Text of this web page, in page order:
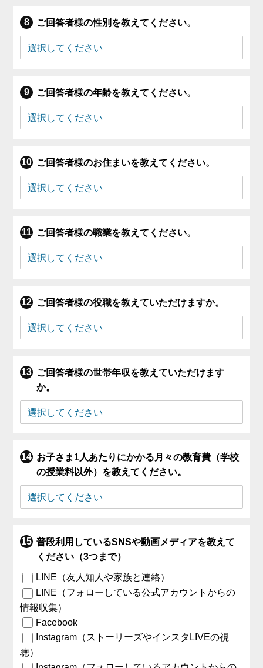
ご回答者様の性別を教えてください。
ご回答者様の年齢を教えてください。
ご回答者様のお住まいを教えてください。
ご回答者様の職業を教えてください。
ご回答者様の役職を教えていただけますか。
ご回答者様の世帯年収を教えていただけます
か。
お子さま1人あたりにかかる月々の教育費（学校
の授業料以外）を教えてください。
普段利用しているSNSや動画メディアを教えて
ください（3つまで）
LINE（友人知人や家族と連絡）
LINE（フォローしている公式アカウントからの
情報収集）
Facebook
Instagram（ストーリーズやインスタLIVEの視
聴）